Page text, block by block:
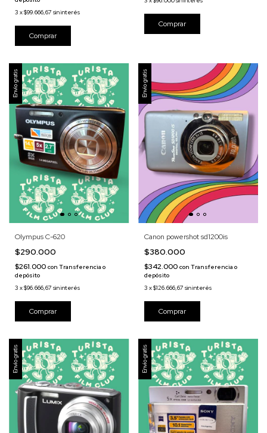
3 x$99.666,67 sin interés
Envío gratis
Olympus C-620
$290.000
$261.000 con Transferencia o
depósito
3 x$96.666,67 sin interés
Envío gratis
Canon powershot sd1200is
$380.000
$342.000 con Transferencia o
depósito
3 x$126.666,67 sin interés
Envío gratis Envío gratis